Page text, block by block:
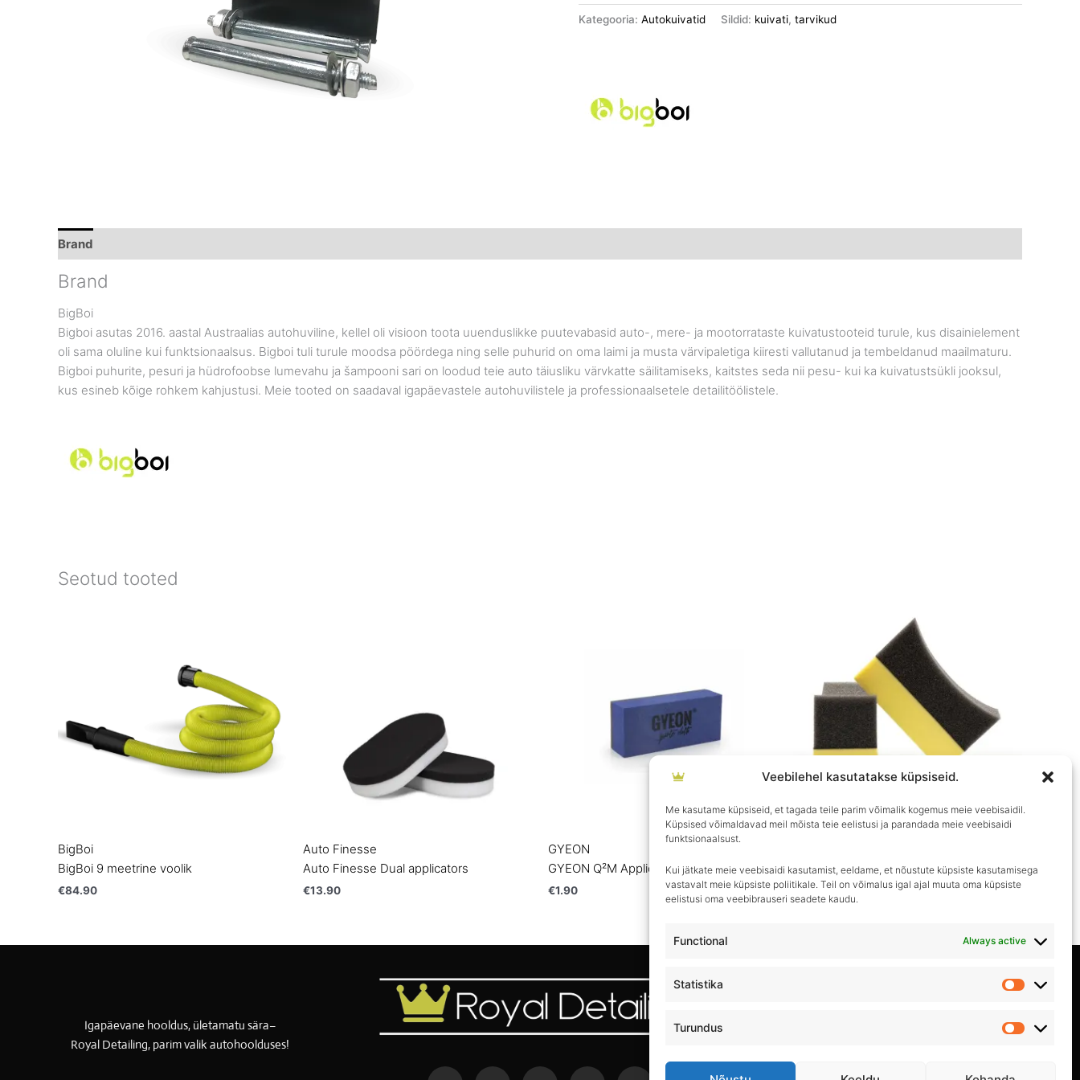
Veebilehel kasutatakse küpsiseid.
Me kasutame küpsiseid, et tagada teile parim võimalik kogemus meie veebisaidil.
Küpsised võimaldavad meil mõista teie eelistusi ja parandada meie veebisaidi
funktsionaalsust.
Kui jätkate meie veebisaidi kasutamist, eeldame, et nõustute küpsiste kasutamisega
vastavalt meie küpsiste poliitikale. Teil on võimalus igal ajal muuta oma küpsiste
eelistusi oma veebibrauseri seadete kaudu.
Functional Always active
Statistika
Statistika
Turundus
Turundus
Kategooria: Autokuivatid Sildid: kuivati, tarvikud
Brand
Brand
BigBoi
Bigboi asutas 2016. aastal Austraalias autohuviline, kellel oli visioon toota uuenduslikke puutevabasid auto-, mere- ja mootorrataste kuivatustooteid turule, kus disainielement
oli sama oluline kui funktsionaalsus. Bigboi tuli turule moodsa pöördega ning selle puhurid on oma laimi ja musta värvipaletiga kiiresti vallutanud ja tembeldanud maailmaturu.
Bigboi puhurite, pesuri ja hüdrofoobse lumevahu ja šampooni sari on loodud teie auto täiusliku värvkatte säilitamiseks, kaitstes seda nii pesu- kui ka kuivatustsükli jooksul,
kus esineb kõige rohkem kahjustusi. Meie tooted on saadaval igapäevastele autohuvilistele ja professionaalsetele detailitöölistele.
Seotud tooted
BigBoi
BigBoi 9 meetrine voolik
€84.90
Auto Finesse
Auto Finesse Dual applicators
€13.90
GYEON
GYEON Q²M Applicator
€1.90
€3.90
Igapäevane hooldus, ületamatu sära–
Royal Detailing, parim valik autohoolduses!